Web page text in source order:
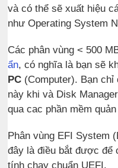
và có thể sẽ xuất hiệu
như Operating System
Các phân vùng < 500
ẩn, có nghĩa là bạn sẽ
PC (Computer). Bạn
này khi và Disk
qua cac phần mềm
Phân vùng EFI System
đây là điều bắt được để
tính chạy chuẩn UEFI.